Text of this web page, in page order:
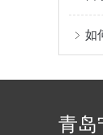
如
青岛